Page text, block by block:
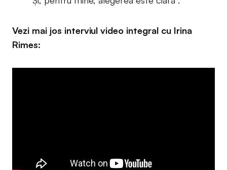
Vezi mai jos interviul video integral cu Irina
Rimes: